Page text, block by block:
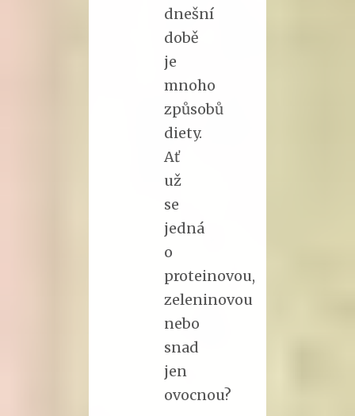
dnešní
době
je
mnoho
způsobů
diety.
Ať
už
se
jedná
o
proteinovou,
zeleninovou
nebo
snad
jen
ovocnou?